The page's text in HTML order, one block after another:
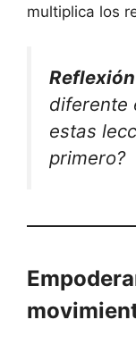
multiplica los
diferente
estas
primero?